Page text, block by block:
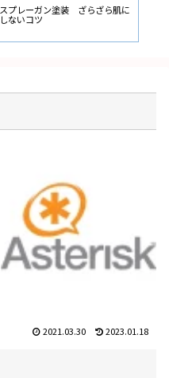
スプレーガン塗装 ざらざら肌に
しないコツ
2021.03.30 2023.01.18